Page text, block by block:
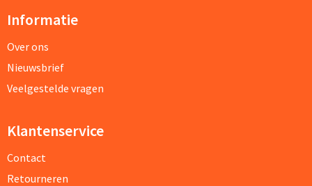
Informatie
Over ons
Nieuwsbrief
Veelgestelde vragen
Klantenservice
Contact
Retourneren